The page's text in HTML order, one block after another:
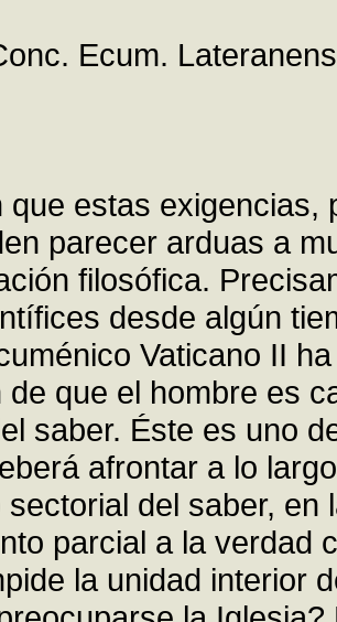
Ecum.
que estas exigencias,
parecer arduas a
filosófica.
desde algún
Vaticano II
de que el hombre es
saber. Éste es uno
afrontar a lo
sectorial del saber,
parcial a la verdad
la unidad interior